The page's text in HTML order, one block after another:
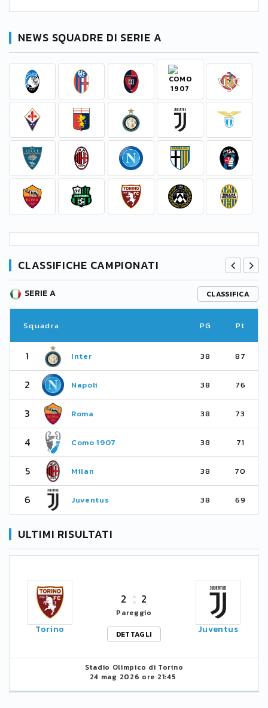
NEWS SQUADRE DI SERIE A
CLASSIFICHE CAMPIONATI
SERIE A CLASSIFICA
Squadra PG Pt
1 Inter 38 87
2 Napoli 38 76
3 Roma 38 73
4 Como 1907 38 71
5 Milan 38 70
6 Juventus 38 69
ULTIMI RISULTATI
Torino
2 2
Pareggio
DETTAGLI
Juventus
Stadio Olimpico di Torino
24 mag 2026 ore 21:45